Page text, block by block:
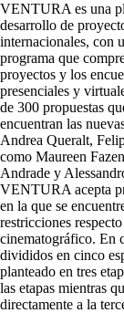
VENTURA es una
desarrollo de
internacionales, con
programa que
proyectos y los
presenciales y
de 300 propuestas
encuentran las
Andrea Queralt,
como Maureen
Andrade y
VENTURA acepta
en la que se
restricciones
cinematográfico. En
divididos en cinco
planteado en tres
las etapas mientras
directamente a la